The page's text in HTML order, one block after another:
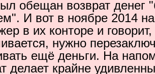
обещан возврат денег
И вот в ноябре 2014
в их конторе и
нужно
ещё деньги. На
делает крайне